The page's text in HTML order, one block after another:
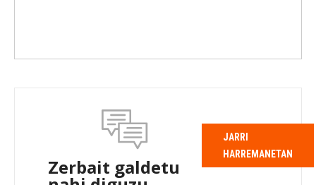
Zerbait galdetu
JARRI
HARREMANETAN